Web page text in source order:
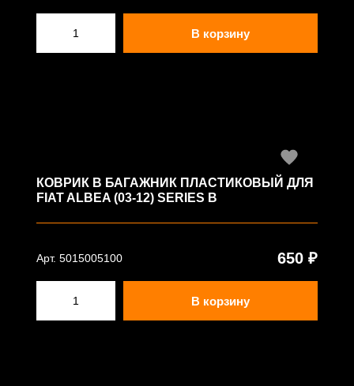
В корзину
КОВРИК В БАГАЖНИК ПЛАСТИКОВЫЙ ДЛЯ
FIAT ALBEA (03-12) SERIES B
Арт. 5015005100 650 ₽
В корзину